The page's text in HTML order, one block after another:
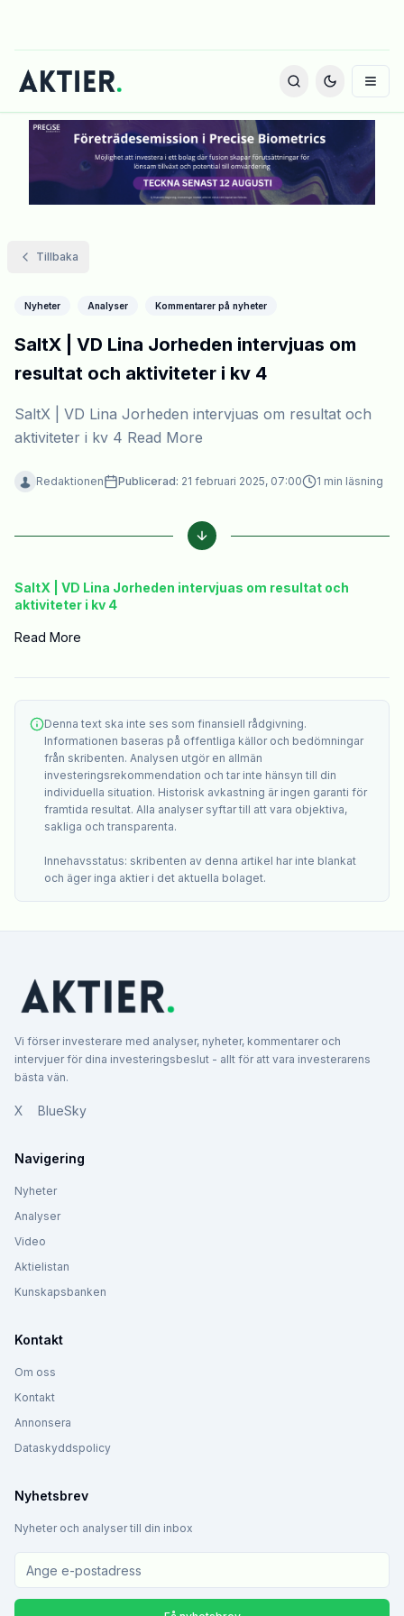
Tillbaka
Nyheter Analyser Kommentarer på nyheter
SaltX | VD Lina Jorheden intervjuas om
resultat och aktiviteter i kv 4
SaltX | VD Lina Jorheden intervjuas om resultat och
aktiviteter i kv 4 Read More
Redaktionen Publicerad: 21 februari 2025, 07:00 1 min läsning
SaltX | VD Lina Jorheden intervjuas om resultat och
aktiviteter i kv 4
Read More
Denna text ska inte ses som finansiell rådgivning.
Informationen baseras på offentliga källor och bedömningar
från skribenten. Analysen utgör en allmän
investeringsrekommendation och tar inte hänsyn till din
individuella situation. Historisk avkastning är ingen garanti för
framtida resultat. Alla analyser syftar till att vara objektiva,
sakliga och transparenta.
Innehavsstatus: skribenten av denna artikel har inte blankat
och äger inga aktier i det aktuella bolaget.
Vi förser investerare med analyser, nyheter, kommentarer och
intervjuer för dina investeringsbeslut - allt för att vara investerarens
bästa vän.
X BlueSky
Navigering
Nyheter
Analyser
Video
Aktielistan
Kunskapsbanken
Kontakt
Om oss
Kontakt
Annonsera
Dataskyddspolicy
Nyhetsbrev
Nyheter och analyser till din inbox